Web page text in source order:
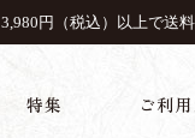
3,980円（税込）以上で送
特集 ご利